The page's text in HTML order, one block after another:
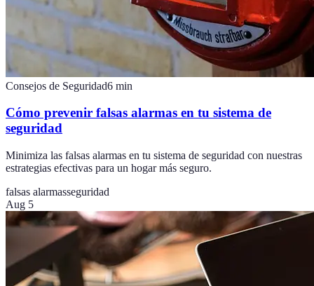
Consejos de Seguridad6 min
Cómo prevenir falsas alarmas en tu sistema de
seguridad
Minimiza las falsas alarmas en tu sistema de seguridad con nuestras
estrategias efectivas para un hogar más seguro.
falsas alarmasseguridad
Aug 5